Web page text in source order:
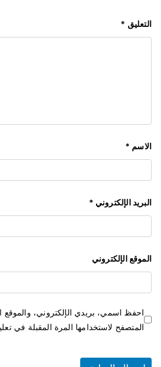
التعليق *
الاسم *
البريد الإلكتروني *
الموقع الإلكتروني
احفظ اسمي، بريدي الإلكتروني، والموقع
المتصفح لاستخدامها المرة المقبلة في